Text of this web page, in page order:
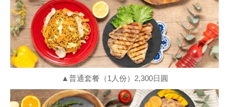
▲普通套餐（1人份）2,300日圓